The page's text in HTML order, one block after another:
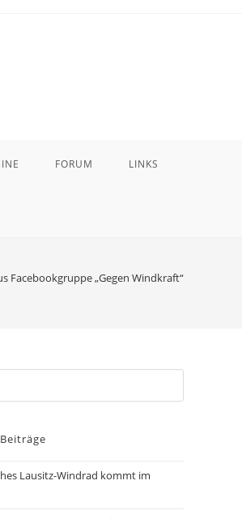
FORUM LINKS
Facebookgruppe „Gegen Windkraft“
Lausitz-Windrad kommt im